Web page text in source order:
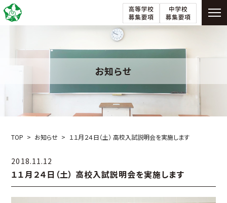
お知らせ
TOP お知らせ １１月２４日（土） 高校入試説明会を実施します
2018.11.12
１１月２４日（土） 高校入試説明会を実施します